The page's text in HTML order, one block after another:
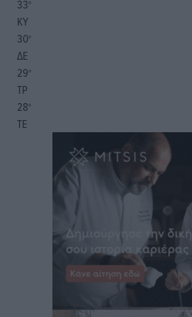
33°
ΚΥ
30°
ΔΕ
29°
ΤΡ
28°
ΤΕ